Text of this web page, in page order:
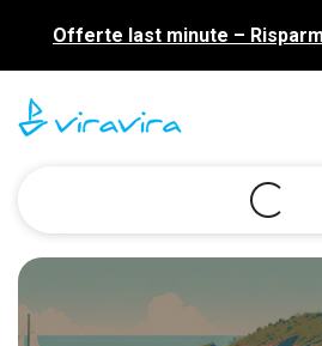
Offerte last minute –